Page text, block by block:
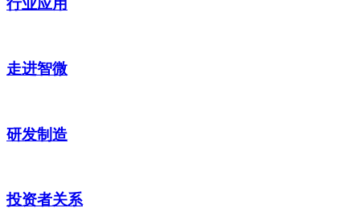
行业应用
走进智微
研发制造
投资者关系